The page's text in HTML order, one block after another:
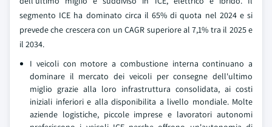
segmento ICE ha dominato circa il 65% di quota nel 2024 e si
prevede che crescera con un CAGR superiore al 7,1% tra il 2025 e
il 2034.
I veicoli con motore a combustione interna continuano a
dominare il mercato dei veicoli per consegne dell'ultimo
miglio grazie alla loro infrastruttura consolidata, ai costi
iniziali inferiori e alla disponibilita a livello mondiale. Molte
aziende logistiche, piccole imprese e lavoratori autonomi